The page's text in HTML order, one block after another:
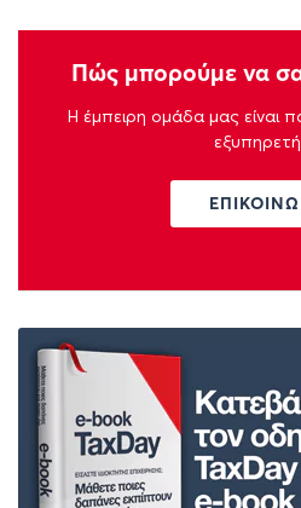
Πώς μπορούμε να
Η έμπειρη ομάδα μας είναι